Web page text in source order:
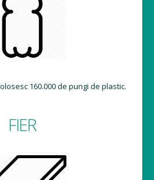
160.000 de pungi de plastic.
FIER